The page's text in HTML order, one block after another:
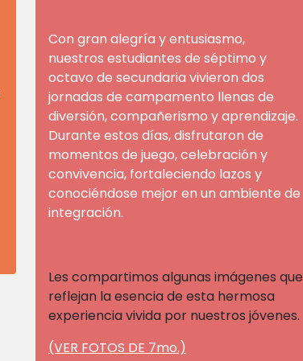
Con gran alegría y entusiasmo,
nuestros estudiantes de séptimo y
octavo de secundaria vivieron dos
jornadas de campamento llenas de
diversión, compañerismo y aprendizaje.
Durante estos días, disfrutaron de
momentos de juego, celebración y
convivencia, fortaleciendo lazos y
conociéndose mejor en un ambiente de
integración.
Les compartimos algunas imágenes que
reflejan la esencia de esta hermosa
experiencia vivida por nuestros jóvenes.
(VER FOTOS DE 7mo.)